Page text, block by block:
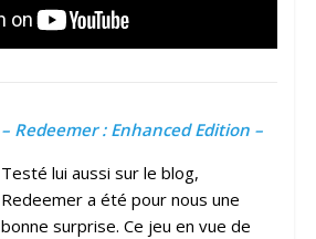
– Redeemer : Enhanced Edition –
Testé lui aussi sur le blog,
Redeemer a été pour nous une
bonne surprise. Ce jeu en vue de